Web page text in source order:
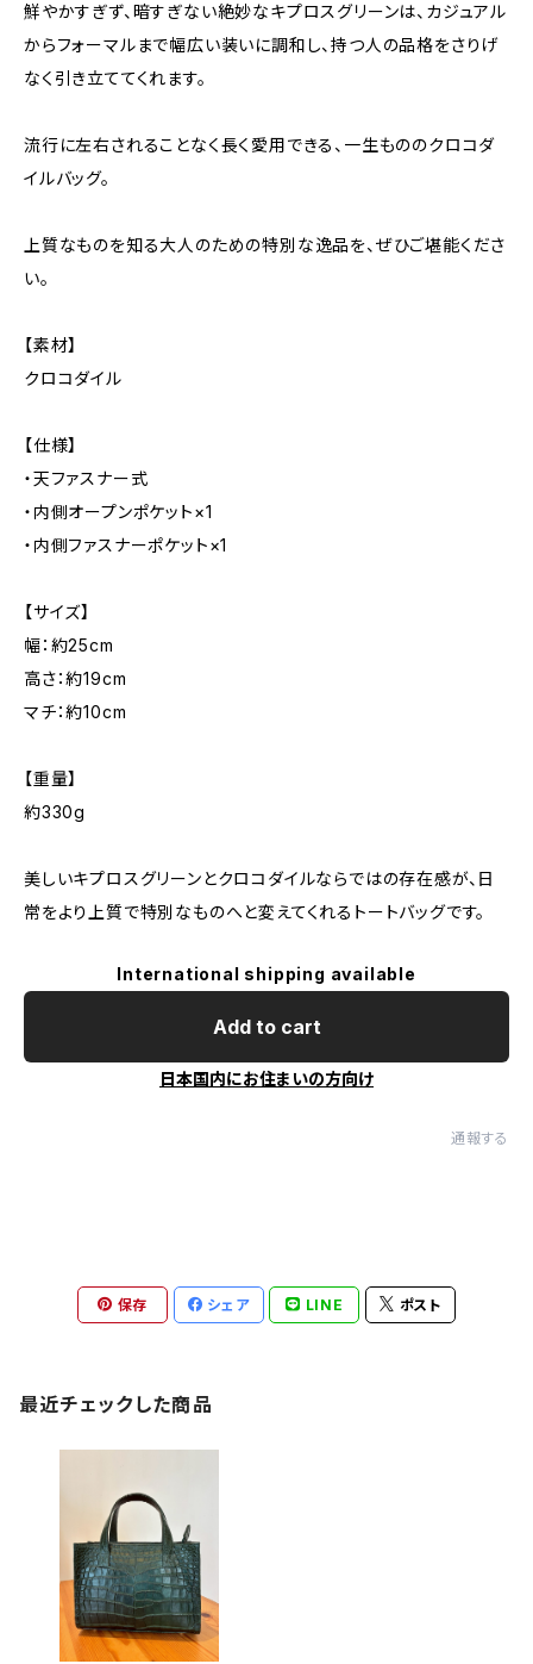
鮮やかすぎず、暗すぎない絶妙なキプロスグリーンは、カジュアル
からフォーマルまで幅広い装いに調和し、持つ人の品格をさりげ
なく引き立ててくれます。
流行に左右されることなく長く愛用できる、一生もののクロコダ
イルバッグ。
上質なものを知る大人のための特別な逸品を、ぜひご堪能くださ
い。
【素材】
クロコダイル
【仕様】
・天ファスナー式
・内側オープンポケット×1
・内側ファスナーポケット×1
【サイズ】
幅：約25cm
高さ：約19cm
マチ：約10cm
【重量】
約330g
美しいキプロスグリーンとクロコダイルならではの存在感が、日
常をより上質で特別なものへと変えてくれるトートバッグです。
International shipping available
Add to cart
日本国内にお住まいの方向け
通報する
保存 シェア LINE ポスト
最近チェックした商品